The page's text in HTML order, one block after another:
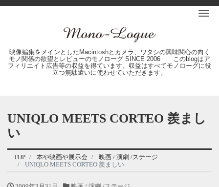
映像編集をメインとしたMacintoshとカメラ、ワタシの興味関心の向く
モノ関係の欲望とレビューのモノローグ SINCE 2006 このblogはア
フィリエイト広告等の収益を得ています。収益はすべてモノローグに役
立つ無駄遣いに使わせていただきます。
UNIQLO MEETS CORTEO 羨まし
い
TOP 本や映画や展示会
映画 / 演劇 /ステージ
UNIQLO MEETS CORTEO 羨ましい